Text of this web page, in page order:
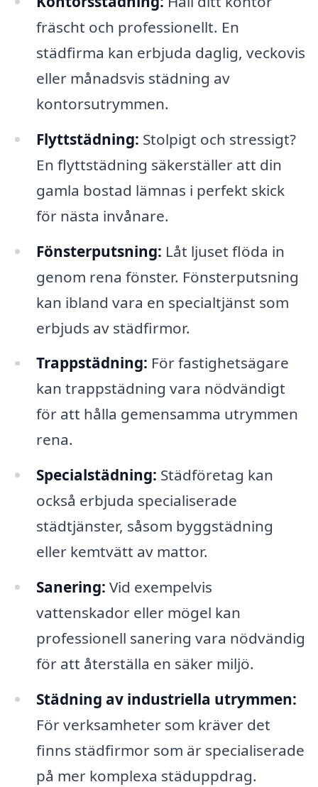
fräscht och professionellt. En
städfirma kan erbjuda daglig, veckovis
eller månadsvis städning av
kontorsutrymmen.
Flyttstädning: Stolpigt och stressigt?
En flyttstädning säkerställer att din
gamla bostad lämnas i perfekt skick
för nästa invånare.
Fönsterputsning: Låt ljuset flöda in
genom rena fönster. Fönsterputsning
kan ibland vara en specialtjänst som
erbjuds av städfirmor.
Trappstädning: För fastighetsägare
kan trappstädning vara nödvändigt
för att hålla gemensamma utrymmen
rena.
Specialstädning: Städföretag kan
också erbjuda specialiserade
städtjänster, såsom byggstädning
eller kemtvätt av mattor.
Sanering: Vid exempelvis
vattenskador eller mögel kan
professionell sanering vara nödvändig
för att återställa en säker miljö.
Städning av industriella utrymmen:
För verksamheter som kräver det
finns städfirmor som är specialiserade
på mer komplexa städuppdrag.